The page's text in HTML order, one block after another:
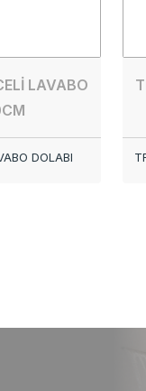
LAVABO
DOLABI